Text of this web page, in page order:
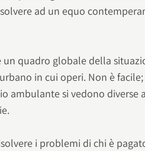
ad un equo
un quadro globale della
in cui operi. Non è facile;
ambulante si vedono diverse
i problemi di chi è